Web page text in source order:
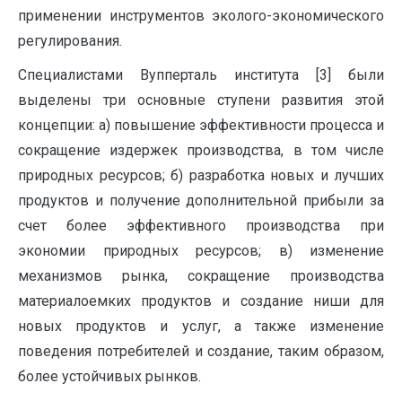
применении инструментов эколого-экономического
регулирования.
Специалистами Вупперталь института [3] были
выделены три основные ступени развития этой
концепции: а) повышение эффективности процесса и
сокращение издержек производства, в том числе
природных ресурсов; б) разработка новых и лучших
продуктов и получение дополнительной прибыли за
счет более эффективного производства при
экономии природных ресурсов; в) изменение
механизмов рынка, сокращение производства
материалоемких продуктов и создание ниши для
новых продуктов и услуг, а также изменение
поведения потребителей и создание, таким образом,
более устойчивых рынков.